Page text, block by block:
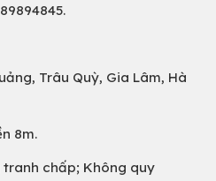
Trâu Quỳ, Gia Lâm, Hà
8m.
tranh chấp; Không quy